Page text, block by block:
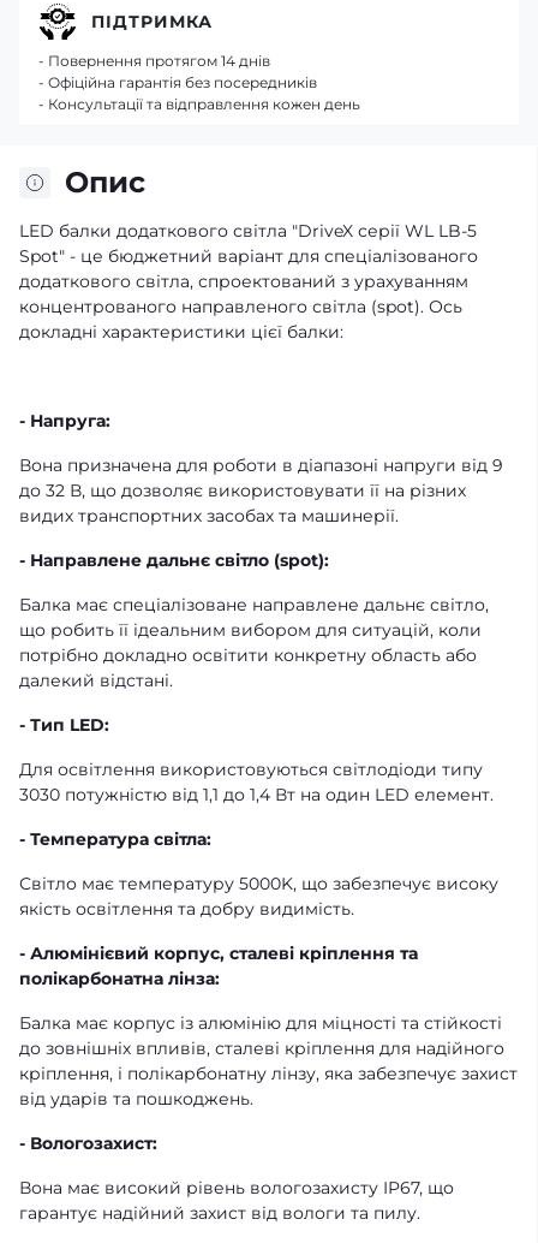
Опис
LED балки додаткового світла "DriveX серії WL LB-5
Spot" - це бюджетний варіант для спеціалізованого
додаткового світла, спроектований з урахуванням
концентрованого направленого світла (spot). Ось
докладні характеристики цієї балки:
- Напруга:
Вона призначена для роботи в діапазоні напруги від 9
до 32 В, що дозволяє використовувати її на різних
видих транспортних засобах та машинерії.
- Направлене дальнє світло (spot):
Балка має спеціалізоване направлене дальнє світло,
що робить її ідеальним вибором для ситуацій, коли
потрібно докладно освітити конкретну область або
далекий відстані.
- Тип LED:
Для освітлення використовуються світлодіоди типу
3030 потужністю від 1,1 до 1,4 Вт на один LED елемент.
- Температура світла:
Світло має температуру 5000K, що забезпечує високу
якість освітлення та добру видимість.
- Алюмінієвий корпус, сталеві кріплення та
полікарбонатна лінза:
Балка має корпус із алюмінію для міцності та стійкості
до зовнішніх впливів, сталеві кріплення для надійного
кріплення, і полікарбонатну лінзу, яка забезпечує захист
від ударів та пошкоджень.
- Вологозахист:
Вона має високий рівень вологозахисту IP67, що
гарантує надійний захист від вологи та пилу.
ПІДТРИМКА
- Повернення протягом 14 днів
- Офіційна гарантія без посередників
- Консультації та відправлення кожен день